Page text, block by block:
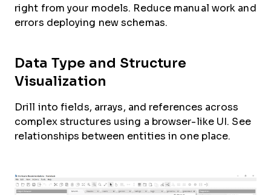
right from your models. Reduce manual work and
errors deploying new schemas.
Data Type and Structure
Visualization
Drill into fields, arrays, and references across
complex structures using a browser-like UI. See
relationships between entities in one place.